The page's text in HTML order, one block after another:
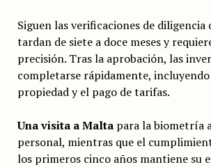
Siguen las verificaciones de diligencia
tardan de siete a doce meses y
precisión. Tras la aprobación, las
completarse rápidamente,
propiedad y el pago de tarifas.
Una visita a Maltapara la biometría
personal, mientras que el
los primeros cinco años mantiene su